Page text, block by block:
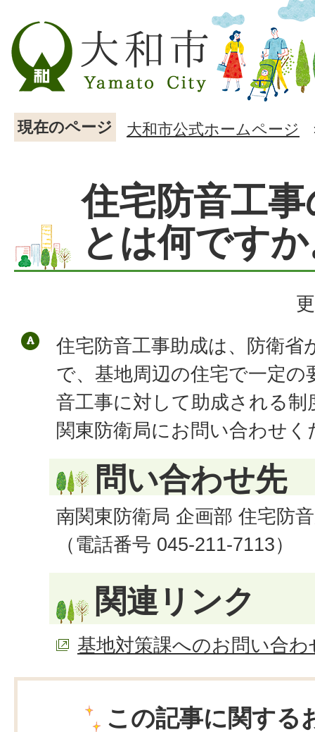
現在のページ 大和市公式ホームページ
住宅防音工
とは何です
住宅防音工事助成は、防衛省
で、基地周辺の住宅で一定の
音工事に対して助成される
関東防衛局にお問い合わせく
問い合わせ先
南関東防衛局 企画部 住宅防
（電話番号 045-211-7113）
関連リンク
基地対策課へのお問い合
この記事に関する